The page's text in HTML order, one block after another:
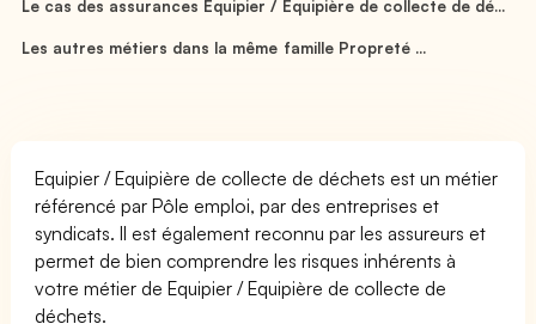
Le cas des assurances Equipier / Equipière de collecte de dé...
Les autres métiers dans la même famille Propreté ...
Equipier / Equipière de collecte de déchets est un métier
référencé par Pôle emploi, par des entreprises et
syndicats. Il est également reconnu par les assureurs et
permet de bien comprendre les risques inhérents à
votre métier de Equipier / Equipière de collecte de
déchets.